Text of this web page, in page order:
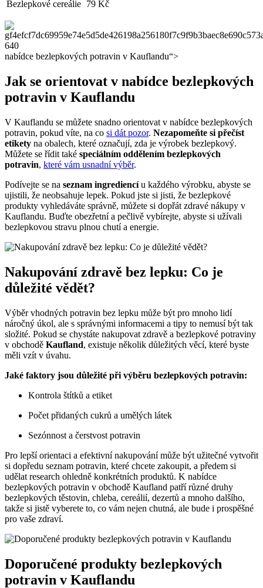
Bezlepkové cereálie 79 Kč
nabídce bezlepkových potravin v Kauflandu“>
Jak ‍se orientovat v nabídce bezlepkových
potravin v‌ Kauflandu
V ⁢Kauflandu ‌se můžete snadno orientovat ⁣v nabídce bezlepkových
potravin,⁤ pokud víte, na co si dát pozor. Nezapomeňte si přečíst
etikety na obalech, které označují,⁢ zda je výrobek bezlepkový.⁣
Můžete se ‌řídit také speciálním oddělením⁤ bezlepkových
potravin, které vám usnadní výběr.
Podívejte se na seznam⁣ ingrediencíu každého výrobku, abyste ​se⁣
ujistili, že neobsahuje lepek. Pokud jste ‌si jisti, že bezlepkové⁣
produkty vyhledáváte správně, můžete⁢ si dopřát zdravé ⁢nákupy v
Kauflandu. Buďte obezřetní ‌a ⁤pečlivě vybírejte, ‌abyste ⁣si užívali
bezlepkovou ‍stravu‍ plnou chutí a energie.
Nakupování zdravě bez lepku: Co je
důležité vědět?
Výběr vhodných potravin bez ‍lepku ‍může ​být⁣ pro mnoho lidí
‍náročný úkol, ale s​ správnými informacemi ⁢a tipy to nemusí být tak
složité. ⁤Pokud⁣ se chystáte nakupovat zdravě a⁤ bezlepkové potraviny
v obchodě Kaufland, existuje několik důležitých ⁤věcí, které byste⁤
měli vzít v úvahu.
Jaké ​faktory jsou důležité při ​výběru bezlepkových potravin:
Kontrola štítků a etiket
Počet ​přidaných⁤ cukrů⁣ a umělých látek
Sezónnost a čerstvost‍ potravin
Pro lepší orientaci a efektivní nakupování může být užitečné vytvořit
si ‌dopředu seznam potravin,​ které chcete zakoupit, a předem si
udělat research ohledně konkrétních⁣ produktů. K nabídce
bezlepkových potravin v obchodě Kaufland patří různé druhy
bezlepkových těstovin,⁣ chleba,​ cereálií, ​dezertů a‌ mnoho dalšího,
takže si jistě vyberete to, co vám nejen chutná,​ ale‌ bude i prospěšné
⁢pro ‌vaše zdraví.
Doporučené ⁣produkty bezlepkových
potravin v Kauflandu